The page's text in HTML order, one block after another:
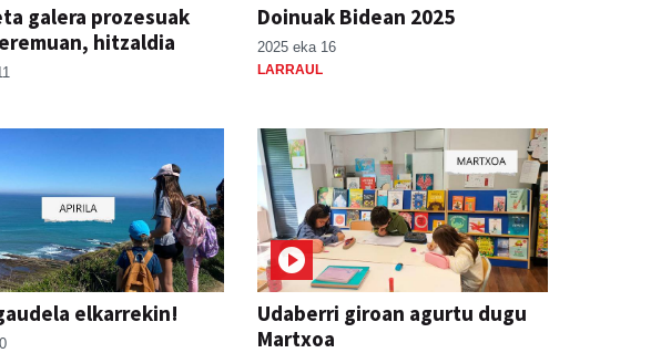
galera prozesuak
hitzaldia
Doinuak Bidean 2025
2025 eka 16
LARRAUL
elkarrekin!
Udaberri giroan agurtu dugu
Martxoa